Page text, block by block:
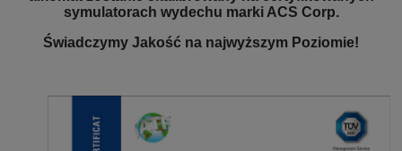
symulatorach wydechu marki ACS Corp.
Świadczymy Jakość na najwyższym Poziomie!